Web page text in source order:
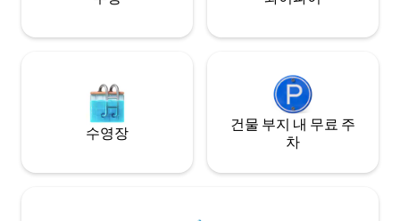
수영장
건물 부지 내 무료 주
차